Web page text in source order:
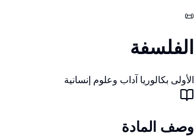
📜
الفلسفة
الأولى بكالوريا آداب وعلوم إنسانية
وصف المادة